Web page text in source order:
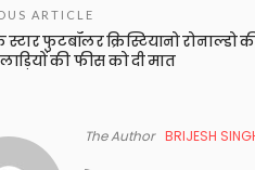
ARTICLE
स्टार फुटबॉलर क्रिस्टियानो रोनाल्डो
की फीस को दी मात
The Author BRIJESH